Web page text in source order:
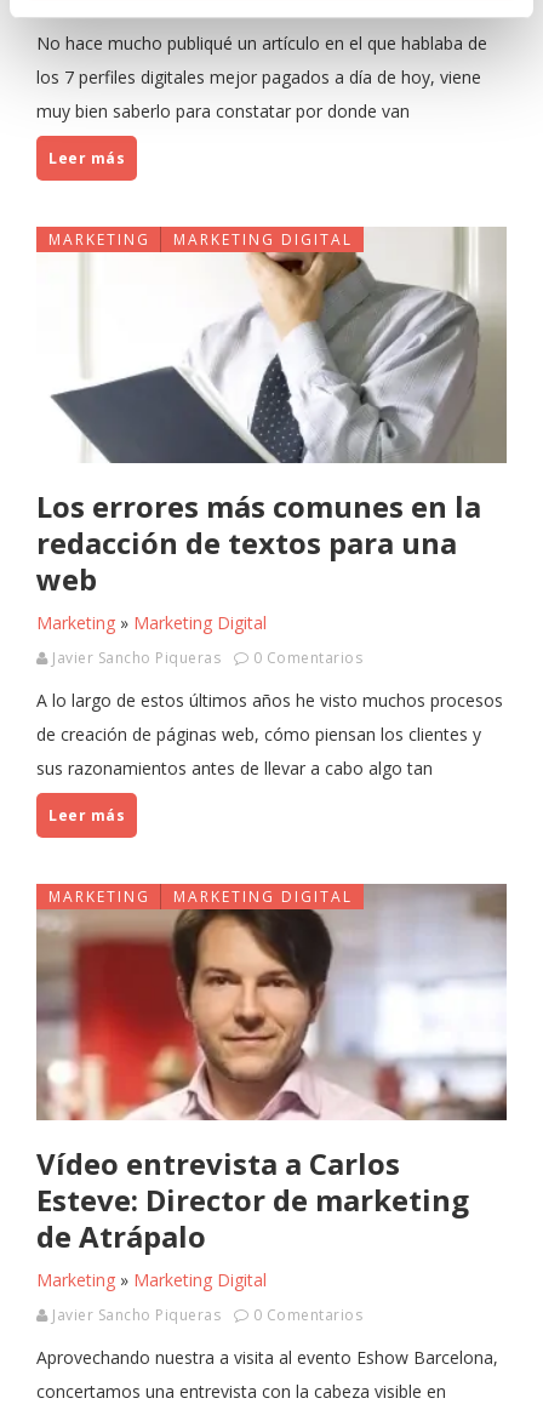
No hace mucho publiqué un artículo en el que hablaba de
los 7 perfiles digitales mejor pagados a día de hoy, viene
muy bien saberlo para constatar por donde van
Leer más
MARKETING MARKETING DIGITAL
Los errores más comunes en la
redacción de textos para una
web
Marketing » Marketing Digital
Javier Sancho Piqueras 0 Comentarios
A lo largo de estos últimos años he visto muchos procesos
de creación de páginas web, cómo piensan los clientes y
sus razonamientos antes de llevar a cabo algo tan
Leer más
MARKETING MARKETING DIGITAL
Vídeo entrevista a Carlos
Esteve: Director de marketing
de Atrápalo
Marketing » Marketing Digital
Javier Sancho Piqueras 0 Comentarios
Aprovechando nuestra a visita al evento Eshow Barcelona,
concertamos una entrevista con la cabeza visible en